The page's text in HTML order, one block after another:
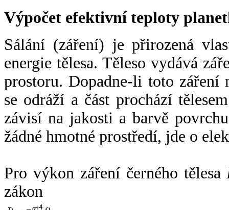
Výpočet efektivní teploty
Sálání (záření) je přirozená
energie tělesa. Těleso vydává
prostoru. Dopadne-li toto záření
se odráží a část prochází
závisí na jakosti a barvě
žádné hmotné prostředí, jde o
Pro výkon záření černého tělesa
zákon